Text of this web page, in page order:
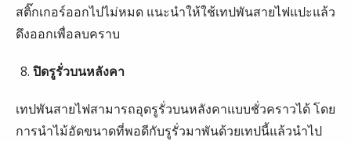
สติ๊กเกอร์ออกไปไม่หมด แนะนำให้ใช้เทปพันสายไฟแปะแล้ว
ดึงออกเพื่อลบคราบ
ปิดรูรั่วบนหลังคา
เทปพันสายไฟสามารถอุดรูรั่วบนหลังคาแบบชั่วคราวได้ โดย
การนำไม้อัดขนาดที่พอดีกับรูรั่วมาพันด้วยเทปนี้แล้วนำไป